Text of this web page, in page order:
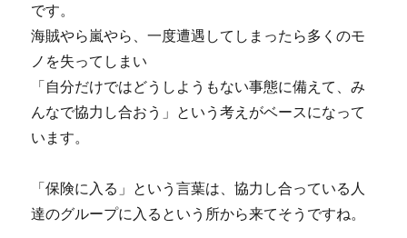
です。
海賊やら嵐やら、一度遭遇してしまったら多くのモ
ノを失ってしまい
「自分だけではどうしようもない事態に備えて、み
んなで協力し合おう」という考えがベースになって
います。
「保険に入る」という言葉は、協力し合っている人
達のグループに入るという所から来てそうですね。